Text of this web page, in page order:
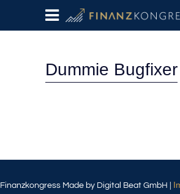
Dummie Bugfixer
Finanzkongress Made by Digital Beat GmbH |